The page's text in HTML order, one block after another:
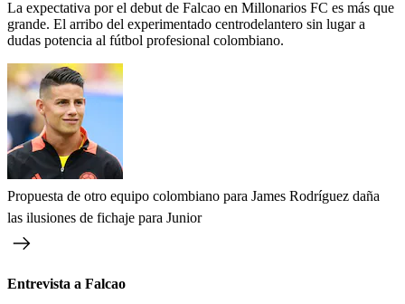
La expectativa por el debut de Falcao en Millonarios FC es más que
grande. El arribo del experimentado centrodelantero sin lugar a
dudas potencia al fútbol profesional colombiano.
Propuesta de otro equipo colombiano para James Rodríguez daña
las ilusiones de fichaje para Junior
Entrevista a Falcao